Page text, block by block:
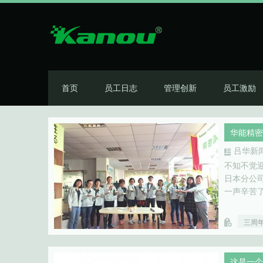
首页 员工日志 管理创新 员工激励
华能精
吕华新
不知不觉
日本分公
一声辛苦
三周